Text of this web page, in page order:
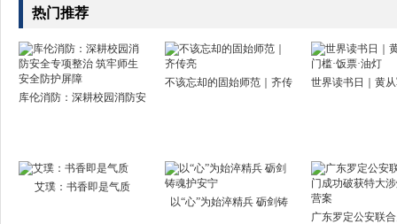
热门推荐
库伦消防：深耕校园消防安
不该忘却的固始师范｜齐传 世界读书日｜黄
艾璞：书香即是气质
以“心”为始淬精兵 砺剑铸
广东罗定公安联